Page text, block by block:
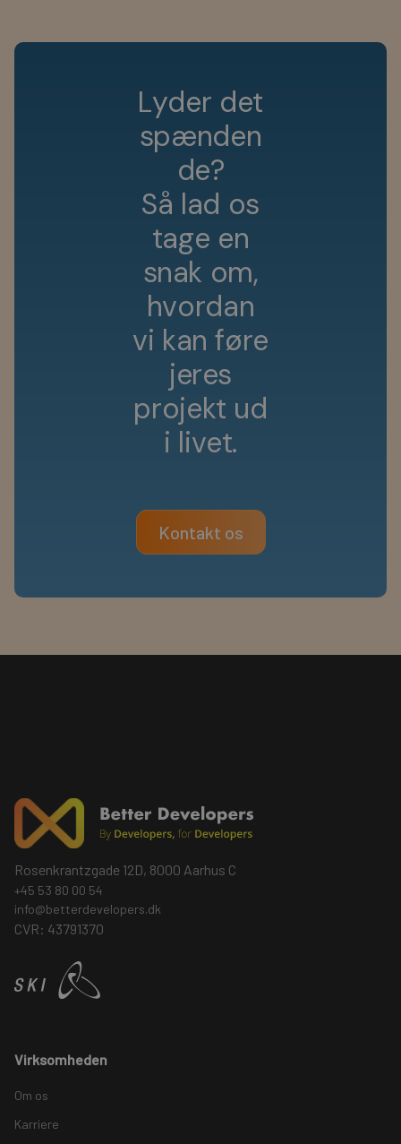
Lyder det
spænden
de?
Så lad os
tage en
snak om,
hvordan
vi kan føre
jeres
projekt ud
i livet.
Kontakt os
Rosenkrantzgade 12D, 8000 Aarhus C
+45 53 80 00 54
info@betterdevelopers.dk
CVR: 43791370
Virksomheden
Om os
Karriere